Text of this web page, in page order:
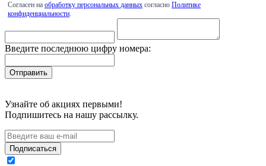
Согласен на обработку персональных данных согласно Политике
конфиденциальности.
Введите последнюю цифру номера:
Узнайте об акциях первыми!
Подпишитесь на нашу рассылку.
Подписаться